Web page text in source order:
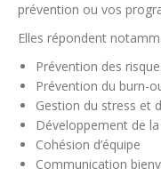
prévention ou vos
Elles répondent
Prévention des
Prévention du burn-
Gestion du stress et
Développement de
Cohésion d’équipe
Communication